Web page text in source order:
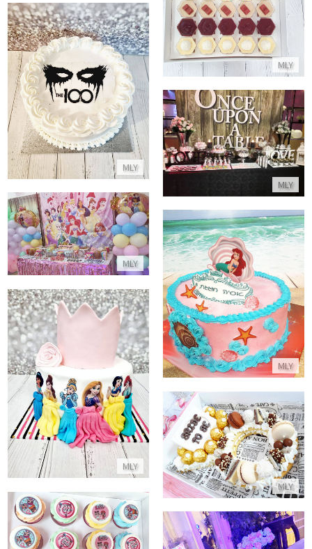
MLY
קינוחי כוסות במגוון טעמים
התקשר/י
MLY
עוגת ה100
התקשר/י
MLY
בר מתוקים לחתונה
התקשר/י
MLY
שולחן מתוקים נסיכות
התקשר/י
MLY
עוגת בת הים הקטנה
התקשר/י
MLY
עוגת נסיכות דיסני ליום הולדת
התקשר/י
MLY
עוגת טבעת למסיבת רווקות
התקשר/י
קאפקייקס LOL